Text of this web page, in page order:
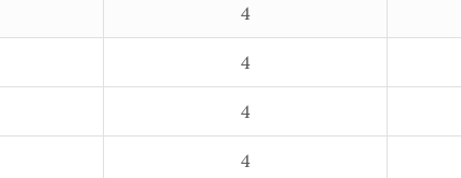
4
4
4
4